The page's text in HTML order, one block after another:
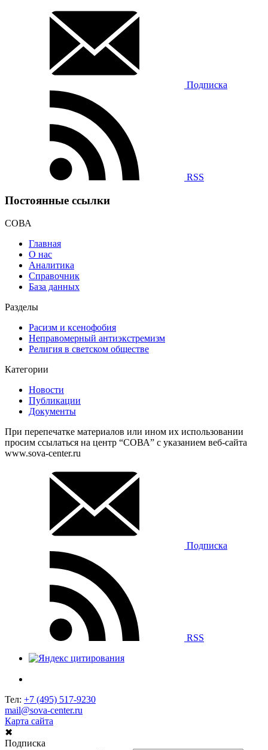
Подписка
RSS
Постоянные ссылки
СОВА
Главная
О нас
Аналитика
Справочник
База данных
Разделы
Расизм и ксенофобия
Неправомерный антиэкстремизм
Религия в светском обществе
Категории
Новости
Публикации
Документы
При перепечатке материалов или ином их использовании
просим ссылаться на центр “СОВА” с указанием веб-сайта
www.sova-center.ru
Подписка
RSS
Тел: +7 (495) 517-9230
mail@sova-center.ru
Карта сайта
✖
Подписка